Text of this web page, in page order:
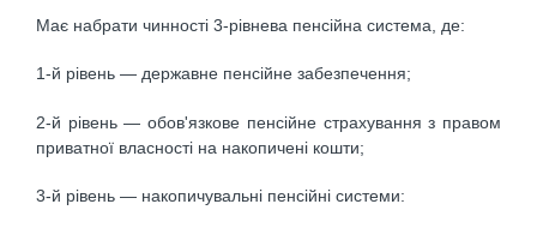
Має набрати чинності 3-рівнева пенсійна система, де:
1-й рівень — державне пенсійне забезпечення;
2-й рівень — обов'язкове пенсійне страхування з правом
приватної власності на накопичені кошти;
3-й рівень — накопичувальні пенсійні системи: